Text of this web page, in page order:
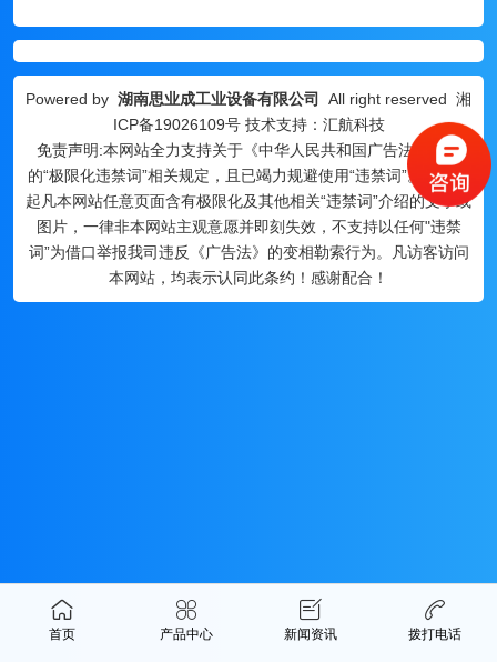
Powered by 湖南思业成工业设备有限公司 All right reserved 湘
ICP备19026109号技术支持：汇航科技
免责声明:本网站全力支持关于《中华人民共和国广告法》实施
的“极限化违禁词”相关规定，且已竭力规避使用“违禁词”。故即日
起凡本网站任意页面含有极限化及其他相关“违禁词”介绍的文字或
图片，一律非本网站主观意愿并即刻失效，不支持以任何"违禁
词”为借口举报我司违反《广告法》的变相勒索行为。凡访客访问
本网站，均表示认同此条约！感谢配合！
首页 产品中心 新闻资讯 拨打电话